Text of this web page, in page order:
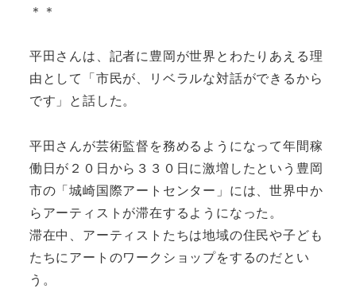
＊＊
平田さんは、記者に豊岡が世界とわたりあえる理
由として「市民が、リベラルな対話ができるから
です」と話した。
平田さんが芸術監督を務めるようになって年間稼
働日が２０日から３３０日に激増したという豊岡
市の「城崎国際アートセンター」には、世界中か
らアーティストが滞在するようになった。
滞在中、アーティストたちは地域の住民や子ども
たちにアートのワークショップをするのだとい
う。